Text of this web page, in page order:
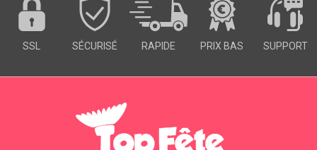
SSL SÉCURISÉ RAPIDE PRIX BAS SUPPORT